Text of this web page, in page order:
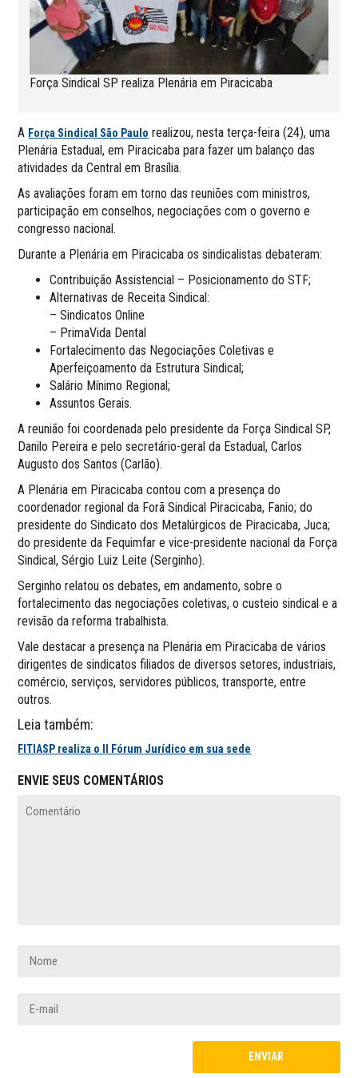
Força Sindical SP realiza Plenária em Piracicaba
A Força Sindical São Paulo realizou, nesta terça-feira (24), uma
Plenária Estadual, em Piracicaba para fazer um balanço das
atividades da Central em Brasília.
As avaliações foram em torno das reuniões com ministros,
participação em conselhos, negociações com o governo e
congresso nacional.
Durante a Plenária em Piracicaba os sindicalistas debateram:
Contribuição Assistencial – Posicionamento do STF;
Alternativas de Receita Sindical:
– Sindicatos Online
– PrimaVida Dental
Fortalecimento das Negociações Coletivas e
Aperfeiçoamento da Estrutura Sindical;
Salário Mínimo Regional;
Assuntos Gerais.
A reunião foi coordenada pelo presidente da Força Sindical SP,
Danilo Pereira e pelo secretário-geral da Estadual, Carlos
Augusto dos Santos (Carlão).
A Plenária em Piracicaba contou com a presença do
coordenador regional da Forã Sindical Piracicaba, Fanio; do
presidente do Sindicato dos Metalúrgicos de Piracicaba, Juca;
do presidente da Fequimfar e vice-presidente nacional da Força
Sindical, Sérgio Luiz Leite (Serginho).
Serginho relatou os debates, em andamento, sobre o
fortalecimento das negociações coletivas, o custeio sindical e a
revisão da reforma trabalhista.
Vale destacar a presença na Plenária em Piracicaba de vários
dirigentes de sindicatos filiados de diversos setores, industriais,
comércio, serviços, servidores públicos, transporte, entre
outros.
Leia também:
FITIASP realiza o II Fórum Jurídico em sua sede
ENVIE SEUS COMENTÁRIOS